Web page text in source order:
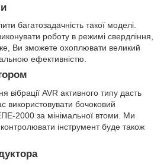
багатозадачність такої моделі.
роботу в режимі свердління,
Ви зможете охоплювати великий
ефективністю.
вібрації AVR активного типу дасть
використовувати бочоковий
2000 за мінімальної втоми. Ми
інструмент буде також